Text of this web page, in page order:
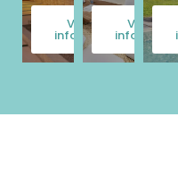
Ver más
información
Ver más